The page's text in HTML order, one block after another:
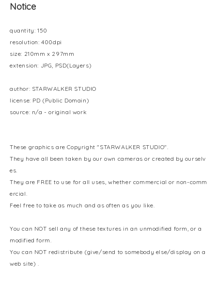
Notice
quantity: 150
resolution: 400dpi
size: 210mm x 297mm
extension: JPG, PSD(Layers)
author: STARWALKER STUDIO
license: PD (Public Domain)
source: n/a - original work
These graphics are Copyright "STARWALKER STUDIO".
They have all been taken by our own cameras or created by ourselv
es.
They are FREE to use for all uses, whether commercial or non-comm
ercial.
Feel free to take as much and as often as you like.
You can NOT sell any of these textures in an unmodified form, or a
modified form.
You can NOT redistribute (give/send to somebody else/display on a
web site) .